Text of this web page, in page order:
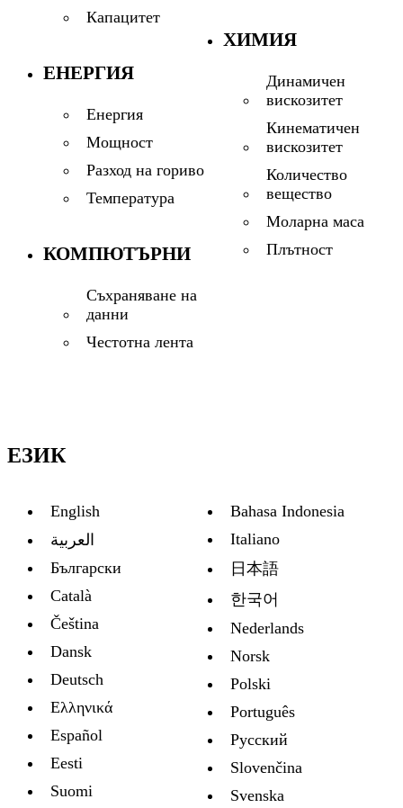
Капацитет
ЕНЕРГИЯ
Енергия
Мощност
Разход на гориво
Температура
КОМПЮТЪРНИ
Съхраняване на
данни
Честотна лента
ХИМИЯ
Динамичен
вискозитет
Кинематичен
вискозитет
Количество
вещество
Моларна маса
Плътност
ЕЗИК
English
العربية
Български
Català
Čeština
Dansk
Deutsch
Ελληνικά
Español
Eesti
Suomi
Bahasa Indonesia
Italiano
日本語
한국어
Nederlands
Norsk
Polski
Português
Русский
Slovenčina
Svenska